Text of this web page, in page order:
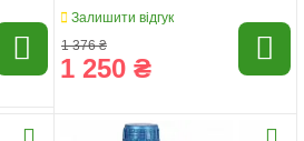
Залишити відгук
1 376 ₴
1 250 ₴